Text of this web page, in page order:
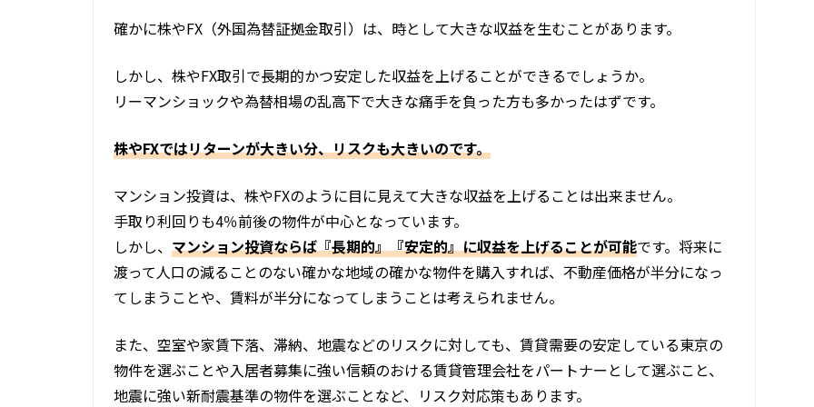
確かに株やFX（外国為替証拠金取引）は、時として大きな収益を生むことがあります。
しかし、株やFX取引で長期的かつ安定した収益を上げることができるでしょうか。
リーマンショックや為替相場の乱高下で大きな痛手を負った方も多かったはずです。
株やFXではリターンが大きい分、リスクも大きいのです。
マンション投資は、株やFXのように目に見えて大きな収益を上げることは出来ません。
手取り利回りも4％前後の物件が中心となっています。
しかし、 マンション投資ならば『長期的』『安定的』に収益を上げることが可能です。将来に
渡って人口の減ることのない確かな地域の確かな物件を購入すれば、不動産価格が半分になっ
てしまうことや、賃料が半分になってしまうことは考えられません。
また、空室や家賃下落、滞納、地震などのリスクに対しても、賃貸需要の安定している東京の
物件を選ぶことや入居者募集に強い信頼のおける賃貸管理会社をパートナーとして選ぶこと、
地震に強い新耐震基準の物件を選ぶことなど、リスク対応策もあります。